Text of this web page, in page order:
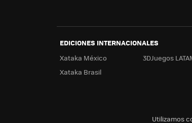
EDICIONES INTERNACIONALES
Xataka México
Xataka Brasil
3DJuegos
Utilizamos